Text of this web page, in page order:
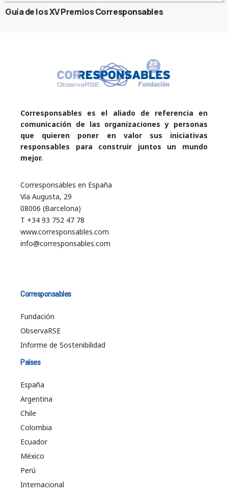
Guía de los XV Premios Corresponsables
Corresponsables es el aliado de referencia en
comunicación de las organizaciones y personas
que quieren poner en valor sus iniciativas
responsables para construir juntos un mundo
mejor.
Corresponsables en España
Vía Augusta, 29
08006 (Barcelona)
T +34 93 752 47 78
www.corresponsables.com
info@corresponsables.com
Corresponsables
Fundación
ObservaRSE
Informe de Sostenibilidad
Países
España
Argentina
Chile
Colombia
Ecuador
México
Perú
Internacional